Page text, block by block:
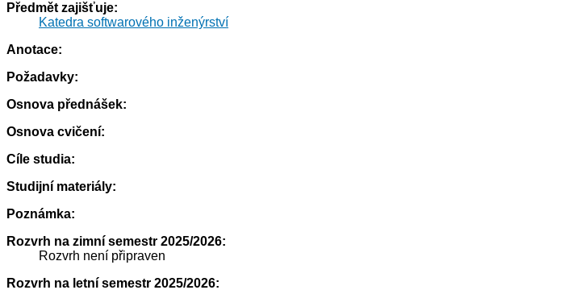
Předmět zajišťuje:
Katedra softwarového inženýrství
Anotace:
Požadavky:
Osnova přednášek:
Osnova cvičení:
Cíle studia:
Studijní materiály:
Poznámka:
Rozvrh na zimní semestr 2025/2026:
Rozvrh není připraven
Rozvrh na letní semestr 2025/2026: